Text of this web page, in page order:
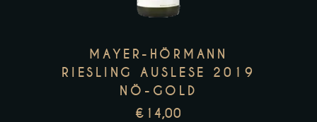
MAYER-HÖRMANN
RIESLING AUSLESE 2019
NÖ-GOLD
€ 14,00